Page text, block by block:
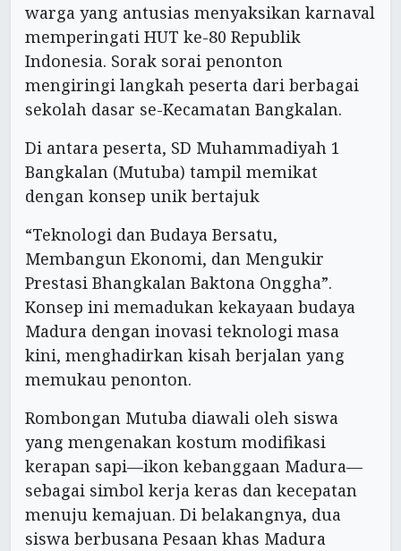
warga yang antusias menyaksikan karnaval
memperingati HUT ke-80 Republik
Indonesia. Sorak sorai penonton
mengiringi langkah peserta dari berbagai
sekolah dasar se-Kecamatan Bangkalan.
Di antara peserta, SD Muhammadiyah 1
Bangkalan (Mutuba) tampil memikat
dengan konsep unik bertajuk
“Teknologi dan Budaya Bersatu,
Membangun Ekonomi, dan Mengukir
Prestasi Bhangkalan Baktona Onggha”.
Konsep ini memadukan kekayaan budaya
Madura dengan inovasi teknologi masa
kini, menghadirkan kisah berjalan yang
memukau penonton.
Rombongan Mutuba diawali oleh siswa
yang mengenakan kostum modifikasi
kerapan sapi—ikon kebanggaan Madura—
sebagai simbol kerja keras dan kecepatan
menuju kemajuan. Di belakangnya, dua
siswa berbusana Pesaan khas Madura